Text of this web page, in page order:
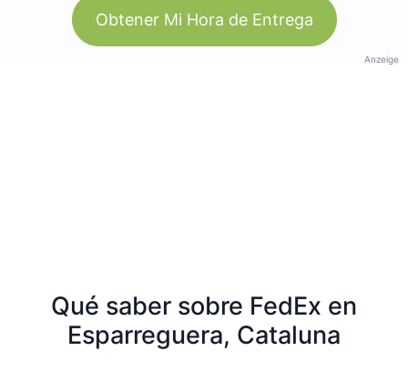
Obtener Mi Hora de Entrega
Anzeige
Qué saber sobre FedEx en
Esparreguera, Cataluna